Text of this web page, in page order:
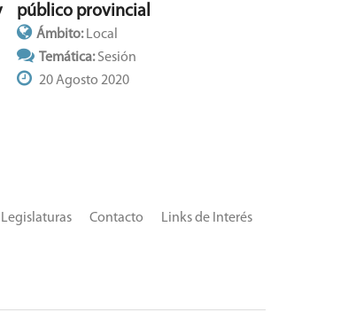
público provincial
Ámbito: Local
Temática:Sesión
20 Agosto 2020
Links de Interés
Contacto
Legislaturas